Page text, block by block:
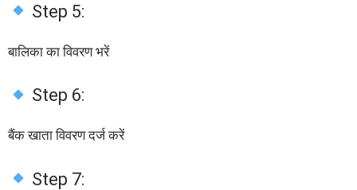
Step 5:
बालिका का विवरण भरें
Step 6:
बैंक खाता विवरण दर्ज करें
Step 7: